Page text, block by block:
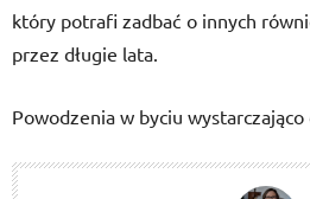
który potrafi zadbać o innych
przez długie lata.
Powodzenia w byciu